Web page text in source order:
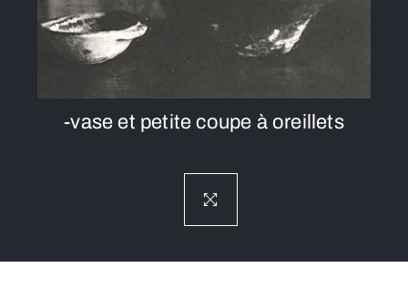
-vase et petite coupe à oreillets